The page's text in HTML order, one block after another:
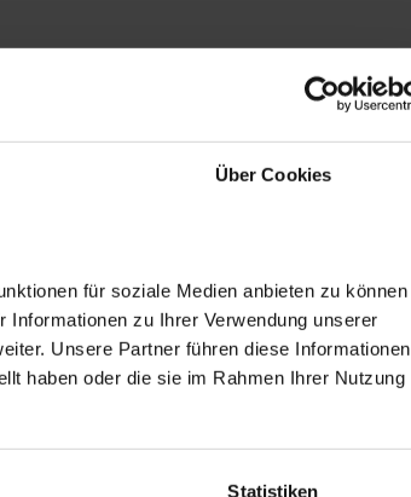
Über Cookies
für soziale Medien anbieten zu können
zu Ihrer Verwendung unserer
Unsere Partner führen diese Informationen
haben oder die sie im Rahmen Ihrer Nutzung
Statistiken